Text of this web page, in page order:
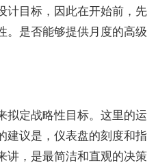
计目标，因此在开始前，先
。是否能够提供月度的高级
拟定战略性目标。这里的运
建议是，仪表盘的刻度和指
讲，是最简洁和直观的决策